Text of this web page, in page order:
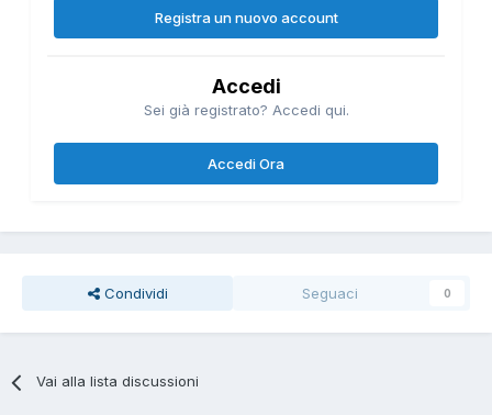
Registra un nuovo account
Accedi
Sei già registrato? Accedi qui.
Accedi Ora
Condividi Seguaci 0
Vai alla lista discussioni